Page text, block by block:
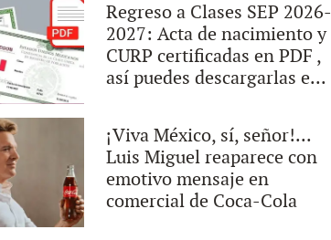
Regreso a Clases SEP 2026-
2027: Acta de nacimiento y
CURP certificadas en PDF ,
así puedes descargarlas e...
¡Viva México, sí, señor!...
Luis Miguel reaparece con
emotivo mensaje en
comercial de Coca-Cola